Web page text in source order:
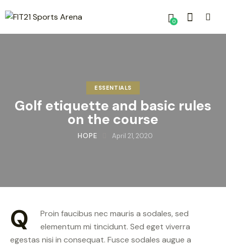
0
ESSENTIALS
Golf etiquette and basic rules
on the course
HOPE April 21, 2020
Q
Proin faucibus nec mauris a sodales, sed
elementum mi tincidunt. Sed eget viverra
egestas nisi in consequat. Fusce sodales augue a